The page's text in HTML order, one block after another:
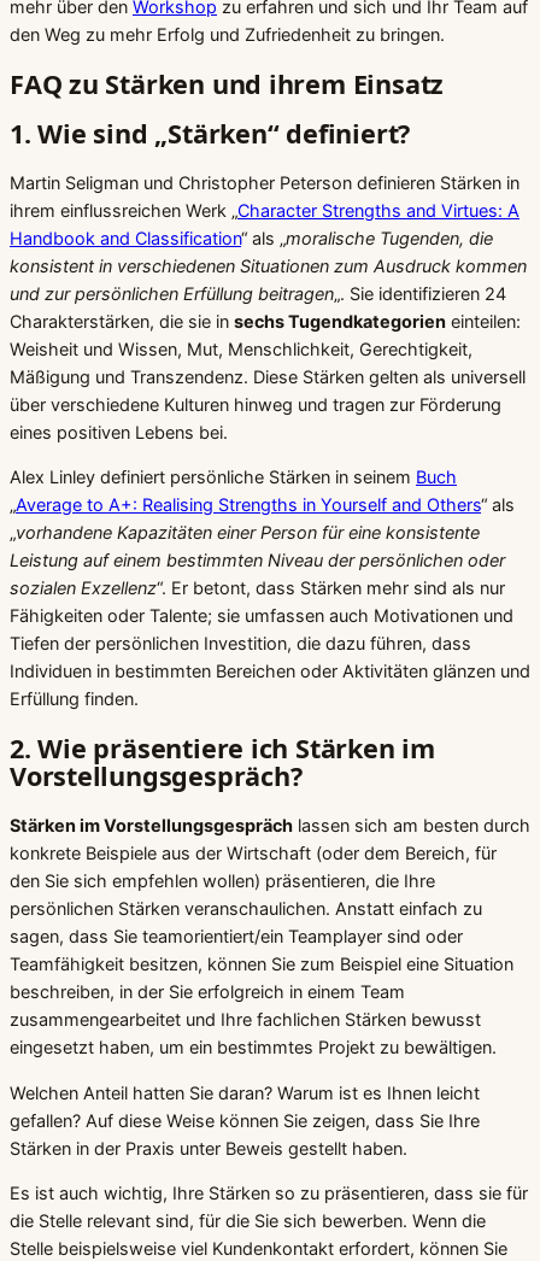
mehr über den Workshop zu erfahren und sich und Ihr Team auf
den Weg zu mehr Erfolg und Zufriedenheit zu bringen.
FAQ zu Stärken und ihrem Einsatz
1. Wie sind „Stärken“ definiert?
Martin Seligman und Christopher Peterson definieren Stärken in
ihrem einflussreichen Werk „Character Strengths and Virtues: A
Handbook and Classification“ als „moralische Tugenden, die
konsistent in verschiedenen Situationen zum Ausdruck kommen
und zur persönlichen Erfüllung beitragen„. Sie identifizieren 24
Charakterstärken, die sie in sechs Tugendkategorien einteilen:
Weisheit und Wissen, Mut, Menschlichkeit, Gerechtigkeit,
Mäßigung und Transzendenz. Diese Stärken gelten als universell
über verschiedene Kulturen hinweg und tragen zur Förderung
eines positiven Lebens bei.
Alex Linley definiert persönliche Stärken in seinem Buch
„Average to A+: Realising Strengths in Yourself and Others“ als
„vorhandene Kapazitäten einer Person für eine konsistente
Leistung auf einem bestimmten Niveau der persönlichen oder
sozialen Exzellenz“. Er betont, dass Stärken mehr sind als nur
Fähigkeiten oder Talente; sie umfassen auch Motivationen und
Tiefen der persönlichen Investition, die dazu führen, dass
Individuen in bestimmten Bereichen oder Aktivitäten glänzen und
Erfüllung finden.
2. Wie präsentiere ich Stärken im
Vorstellungsgespräch?
Stärken im Vorstellungsgespräch lassen sich am besten durch
konkrete Beispiele aus der Wirtschaft (oder dem Bereich, für
den Sie sich empfehlen wollen) präsentieren, die Ihre
persönlichen Stärken veranschaulichen. Anstatt einfach zu
sagen, dass Sie teamorientiert/ein Teamplayer sind oder
Teamfähigkeit besitzen, können Sie zum Beispiel eine Situation
beschreiben, in der Sie erfolgreich in einem Team
zusammengearbeitet und Ihre fachlichen Stärken bewusst
eingesetzt haben, um ein bestimmtes Projekt zu bewältigen.
Welchen Anteil hatten Sie daran? Warum ist es Ihnen leicht
gefallen? Auf diese Weise können Sie zeigen, dass Sie Ihre
Stärken in der Praxis unter Beweis gestellt haben.
Es ist auch wichtig, Ihre Stärken so zu präsentieren, dass sie für
die Stelle relevant sind, für die Sie sich bewerben. Wenn die
Stelle beispielsweise viel Kundenkontakt erfordert, können Sie